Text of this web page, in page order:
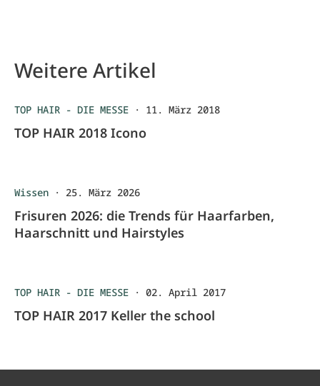
Weitere Artikel
TOP HAIR - DIE MESSE · 11. März 2018
TOP HAIR 2018 Icono
Wissen · 25. März 2026
Frisuren 2026: die Trends für Haarfarben,
Haarschnitt und Hairstyles
TOP HAIR - DIE MESSE · 02. April 2017
TOP HAIR 2017 Keller the school